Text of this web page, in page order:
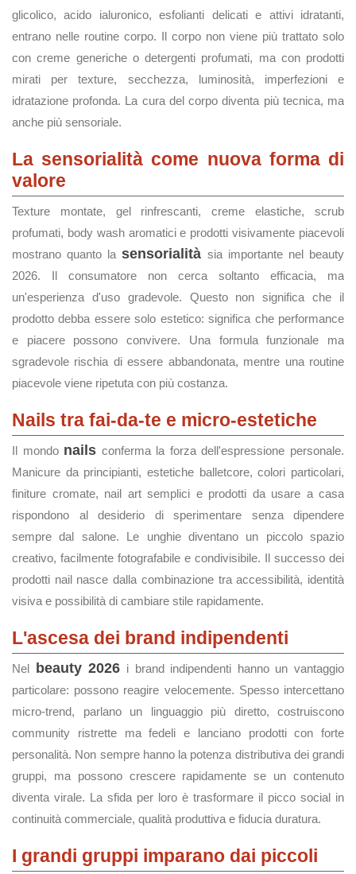
glicolico, acido ialuronico, esfolianti delicati e attivi idratanti,
entrano nelle routine corpo. Il corpo non viene più trattato solo
con creme generiche o detergenti profumati, ma con prodotti
mirati per texture, secchezza, luminosità, imperfezioni e
idratazione profonda. La cura del corpo diventa più tecnica, ma
anche più sensoriale.
La sensorialità come nuova forma di
valore
Texture montate, gel rinfrescanti, creme elastiche, scrub
profumati, body wash aromatici e prodotti visivamente piacevoli
mostrano quanto lasensorialità sia importante nel beauty
2026. Il consumatore non cerca soltanto efficacia, ma
un'esperienza d'uso gradevole. Questo non significa che il
prodotto debba essere solo estetico: significa che performance
e piacere possono convivere. Una formula funzionale ma
sgradevole rischia di essere abbandonata, mentre una routine
piacevole viene ripetuta con più costanza.
Nails tra fai-da-te e micro-estetiche
Il mondo nails conferma la forza dell'espressione personale.
Manicure da principianti, estetiche balletcore, colori particolari,
finiture cromate, nail art semplici e prodotti da usare a casa
rispondono al desiderio di sperimentare senza dipendere
sempre dal salone. Le unghie diventano un piccolo spazio
creativo, facilmente fotografabile e condivisibile. Il successo dei
prodotti nail nasce dalla combinazione tra accessibilità, identità
visiva e possibilità di cambiare stile rapidamente.
L'ascesa dei brand indipendenti
Nel beauty 2026 i brand indipendenti hanno un vantaggio
particolare: possono reagire velocemente. Spesso intercettano
micro-trend, parlano un linguaggio più diretto, costruiscono
community ristrette ma fedeli e lanciano prodotti con forte
personalità. Non sempre hanno la potenza distributiva dei grandi
gruppi, ma possono crescere rapidamente se un contenuto
diventa virale. La sfida per loro è trasformare il picco social in
continuità commerciale, qualità produttiva e fiducia duratura.
I grandi gruppi imparano dai piccoli